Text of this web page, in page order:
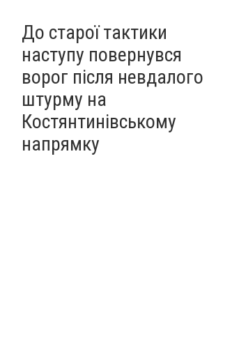
До старої тактики
наступу повернувся
ворог після невдалого
штурму на
Костянтинівському
напрямку